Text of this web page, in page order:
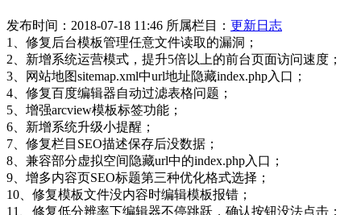
发布时间：2018-07-18 11:46 所属栏目： 更新日志
1、修复后台模板管理任意文件读取的漏洞；
2、新增系统运营模式，提升5倍以上的前台页面访问速度；
3、网站地图sitemap.xml中url地址隐藏index.php入口；
4、修复百度编辑器自动过滤表格问题；
5、增强arcview模板标签功能；
6、新增系统升级小提醒；
7、修复栏目SEO描述保存后没数据；
8、兼容部分虚拟空间隐藏url中的index.php入口；
9、增多内容页SEO标题第三种优化格式选择；
10、修复模板文件没内容时编辑模板报错；
11、修复低分辨率下编辑器不停跳跃，确认按钮没法点击；